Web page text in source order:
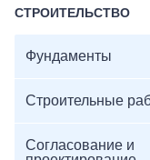
СТРОИТЕЛЬСТВО
Фундаменты
Строительные
Согласование и